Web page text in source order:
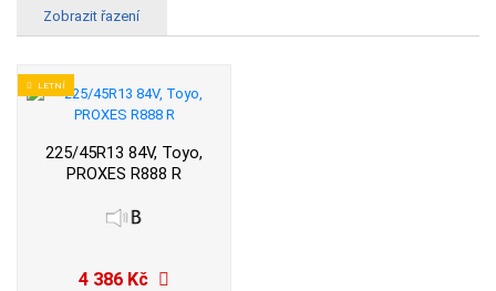
LETNÍ
225/45R13 84V, Toyo,
PROXES R888 R
4 386 Kč